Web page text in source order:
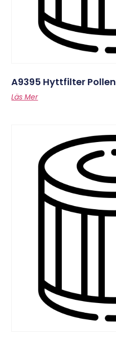
A9395 Hyttfilter Pollen
Läs Mer